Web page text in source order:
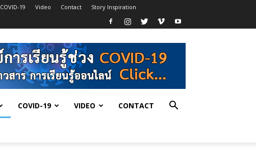
COVID-19 Video Contact Story Inspiration
COVID-19 VIDEO CONTACT